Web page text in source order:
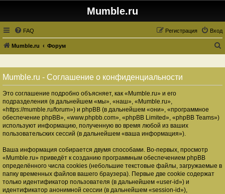
Mumble.ru
FAQ Вход
Регистрация
Mumble.ru Форум
и
Mumble.ru - Соглашение о конфиденциальности
Это соглашение подробно объясняет, как «Mumble.ru» и его
подразделения (в дальнейшем «мы», «наш», «Mumble.ru»,
«https://mumble.ru/forum») и phpBB (в дальнейшем «они», «программное
обеспечение phpBB», «www.phpbb.com», «phpBB Limited», «phpBB Teams»)
используют информацию, полученную во время любой из ваших
пользовательских сессий (в дальнейшем «ваша информация»).
Ваша информация собирается двумя способами. Во-первых, просмотр
«Mumble.ru» приведёт к созданию программным обеспечением phpBB
определённого числа cookies (небольшие текстовые файлы, загружаемые в
папку временных файлов вашего браузера). Первые две cookie содержат
только идентификатор пользователя (в дальнейшем «user-id») и
идентификатор анонимной сессии (в дальнейшем «session-id»),